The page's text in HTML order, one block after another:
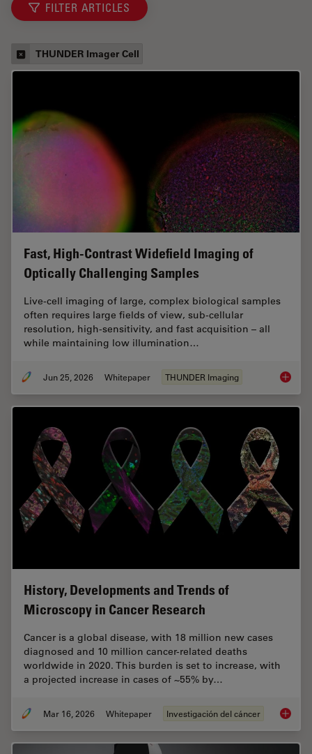
FILTER ARTICLES
THUNDER Imager Cell
Fast, High-Contrast Widefield Imaging of
Optically Challenging Samples
Live‑cell imaging of large, complex biological samples
often requires large fields of view, sub-cellular
resolution, high-sensitivity, and fast acquisition – all
while maintaining low illumination…
Jun 25, 2026 Whitepaper THUNDER Imaging Fast,
History, Developments and Trends of
Microscopy in Cancer Research
Cancer is a global disease, with 18 million new cases
diagnosed and 10 million cancer-related deaths
worldwide in 2020. This burden is set to increase, with
a projected increase in cases of ~55% by…
Mar 16, 2026 Whitepaper Investigación del cáncer